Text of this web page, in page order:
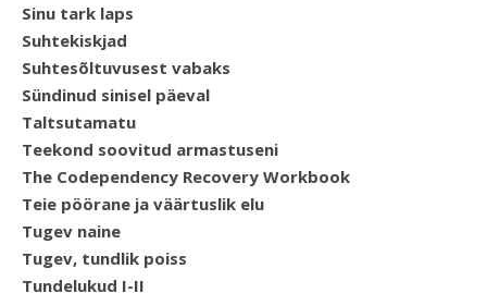
Sinu tark laps
Suhtekiskjad
Suhtesõltuvusest vabaks
Sündinud sinisel päeval
Taltsutamatu
Teekond soovitud armastuseni
The Codependency Recovery Workbook
Teie pöörane ja väärtuslik elu
Tugev naine
Tugev, tundlik poiss
Tundelukud I-II